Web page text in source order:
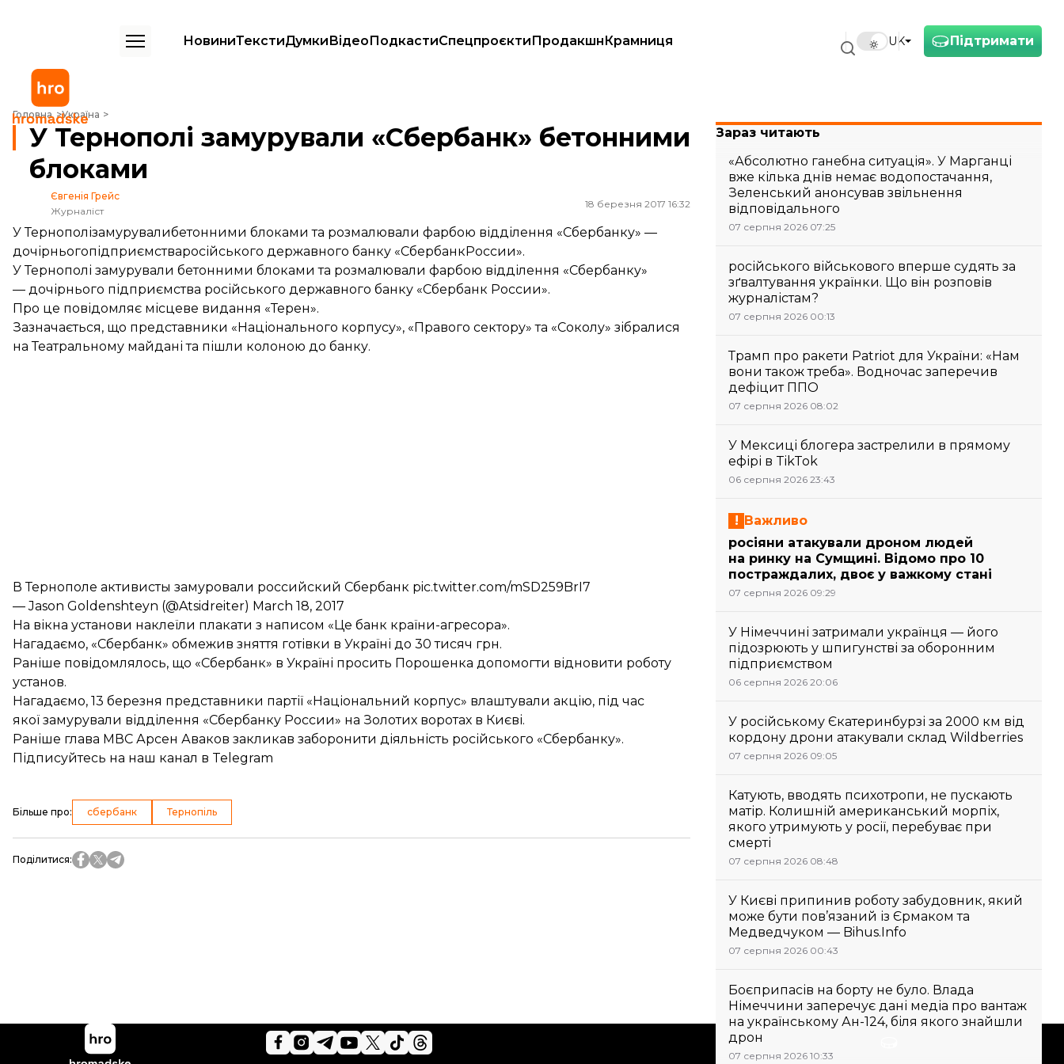
Підтримати
UK
НовиниТекстиДумкиВідеоПодкастиСпецпроєктиПродакшнКрамниця
Головна Україна
У Тернополі замурували «Сбербанк» бетонними блоками
У Тернополі замурували «Сбербанк» бетонними
блоками
Євгенія Грейс
Журналіст
18 березня 2017 16:32
У Тернополізамурувалибетонними блоками та розмалювали фарбою відділення «Сбербанку» —
дочірньогопідприємстваросійського державного банку «СбербанкРоссии».
У Тернополі замурували бетонними блоками та розмалювали фарбою відділення «Сбербанку»
— дочірнього підприємства російського державного банку «Сбербанк России».
Про це повідомляє місцеве видання «Терен».
Зазначається, що представники «Національного корпусу», «Правого сектору» та «Соколу» зібралися
на Театральному майдані та пішли колоною до банку.
В Тернополе активисты замуровали российский Сбербанк pic.twitter.com/mSD259BrI7
— Jason Goldenshteyn (@Atsidreiter) March 18, 2017
На вікна установи наклеїли плакати з написом «Це банк країни-агресора».
Нагадаємо, «Сбербанк» обмежив зняття готівки в Україні до 30 тисяч грн.
Раніше повідомлялось, що «Сбербанк» в Україні просить Порошенка допомогти відновити роботу
установ.
Нагадаємо, 13 березня представники партії «Національний корпус» влаштували акцію, під час
якої замурували відділення «Сбербанку России» на Золотих воротах в Києві.
Раніше глава МВС Арсен Аваков закликав заборонити діяльність російського «Сбербанку».
Підписуйтесь на наш канал в Telegram
Більше про: сбербанк Тернопіль
Поділитися:
Зараз читають
«Абсолютно ганебна ситуація». У Марганці
вже кілька днів немає водопостачання,
Зеленський анонсував звільнення
відповідального
07 серпня 2026 07:25
російського військового вперше судять за
зґвалтування українки. Що він розповів
журналістам?
07 серпня 2026 00:13
Трамп про ракети Patriot для України: «Нам
вони також треба». Водночас заперечив
дефіцит ППО
07 серпня 2026 08:02
У Мексиці блогера застрелили в прямому
ефірі в TikTok
06 серпня 2026 23:43
Важливо
росіяни атакували дроном людей
на ринку на Сумщині. Відомо про 10
постраждалих, двоє у важкому стані
07 серпня 2026 09:29
У Німеччині затримали українця — його
підозрюють у шпигунстві за оборонним
підприємством
06 серпня 2026 20:06
У російському Єкатеринбурзі за 2000 км від
кордону дрони атакували склад Wildberries
07 серпня 2026 09:05
Катують, вводять психотропи, не пускають
матір. Колишній американський морпіх,
якого утримують у росії, перебуває при
смерті
07 серпня 2026 08:48
У Києві припинив роботу забудовник, який
може бути пов’язаний із Єрмаком та
Медведчуком — Bihus.Info
07 серпня 2026 00:43
Боєприпасів на борту не було. Влада
Німеччини заперечує дані медіа про вантаж
на українському Ан-124, біля якого знайшли
дрон
07 серпня 2026 10:33